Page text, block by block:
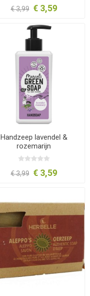
€ 3,99 € 3,59
Handzeep lavendel &
rozemarijn
€ 3,99 € 3,59